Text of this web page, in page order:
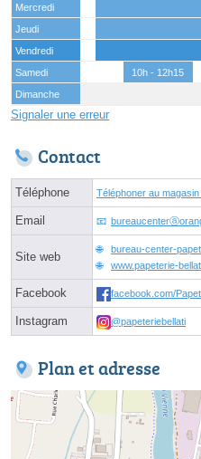
Mercredi
Jeudi
Vendredi
Samedi
10h - 12h15
Dimanche
Signaler une erreur
Contact
Téléphone Téléphoner au
Email
Site web
bureau-center-
www.papeterie-
Facebook facebook.com/
Instagram @papeteriebellati
Plan et adresse